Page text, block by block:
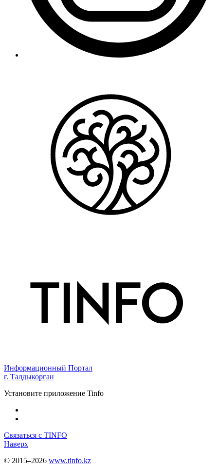
Информационный Портал
г. Талдыкорган
Установите приложение Tinfo
Связаться с TINFO
Наверх
© 2015–2026 www.tinfo.kz